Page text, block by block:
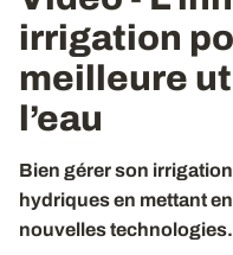
irrigation
meilleure
l’eau
Bien gérer son
hydriques en mettant
nouvelles technologies.